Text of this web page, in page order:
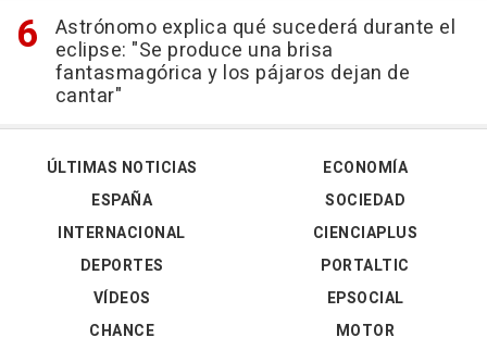
Astrónomo explica qué sucederá durante el
eclipse: "Se produce una brisa
fantasmagórica y los pájaros dejan de
cantar"
ÚLTIMAS NOTICIAS
ESPAÑA
INTERNACIONAL
DEPORTES
VÍDEOS
ECONOMÍA
SOCIEDAD
CIENCIAPLUS
PORTALTIC
EPSOCIAL
CHANCE
MOTOR